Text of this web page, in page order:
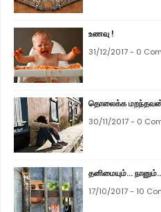
உணவு !
31/12/2017 - 0
தொலைக்க
30/11/2017 - 0
தனிமையும்...
17/10/2017 - 10